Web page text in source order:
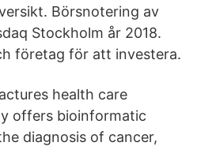
Börsnotering av
Stockholm år 2018.
företag för att investera.
health care
offers bioinformatic
diagnosis of cancer,